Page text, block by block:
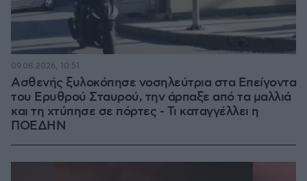
Ασθενής ξυλοκόπησε νοσηλεύτρια στα Επείγοντα
του Ερυθρού Σταυρού, την άρπαξε από τα μαλλιά
και τη χτύπησε σε πόρτες - Τι καταγγέλλει η
ΠΟΕΔΗΝ
09.08.2026, 10:51